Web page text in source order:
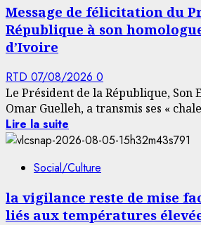
Message de félicitation du
République à son
d’Ivoire
RTD 07/08/2026 0
Le Président de la République, Son
Omar Guelleh, a transmis ses «
Lire la suite
Social/Culture
la vigilance reste de mise
liés aux températures